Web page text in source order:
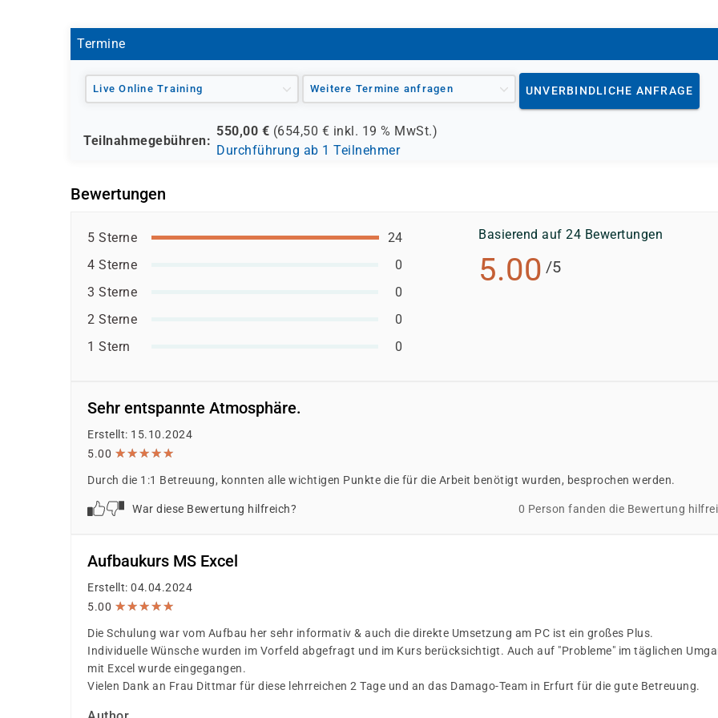
Termine
Live Online Training Weitere Termine anfragen UNVERBINDLICHE ANFRAGE
Teilnahmegebühren:
550,00 € (654,50 € inkl. 19 % MwSt.)
Durchführung ab 1 Teilnehmer
Bewertungen
5 Sterne
24
4 Sterne
0
3 Sterne
0
2 Sterne
0
1 Stern
0
Basierend auf 24 Bewertungen
5.00 /5
Sehr entspannte Atmosphäre.
Erstellt: 15.10.2024
5.00 ★★★★★
★★★★★
Durch die 1:1 Betreuung, konnten alle wichtigen Punkte die für die Arbeit benötigt wurden, besprochen werden.
War diese Bewertung hilfreich? 0 Person fanden die Bewertung
Aufbaukurs MS Excel
Erstellt: 04.04.2024
5.00 ★★★★★
★★★★★
Die Schulung war vom Aufbau her sehr informativ & auch die direkte Umsetzung am PC ist ein großes Plus.
Individuelle Wünsche wurden im Vorfeld abgefragt und im Kurs berücksichtigt. Auch auf "Probleme" im täglichen
mit Excel wurde eingegangen.
Vielen Dank an Frau Dittmar für diese lehrreichen 2 Tage und an das Damago-Team in Erfurt für die gute Betreuung.